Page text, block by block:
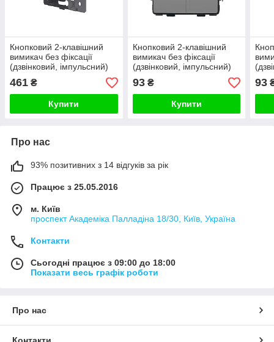
Кнопковий 2-клавішний
вимикач без фіксації
(дзвінковий, імпульсний)
LIVOLO сірий, без рамки
461 ₴
Купити
Кнопковий 2-клавішний
вимикач без фіксації
(дзвінковий, імпульсний)
WALLPAD сірий, без рамки
93₴
Купити
93
Про нас
93% позитивних з 14 відгуків за рік
Працює з 25.05.2016
м. Київ
проспект Академіка Палладіна 18/30, Київ, Україна
Контакти
Сьогодні працює з 09:00 до 18:00
Показати весь графік роботи
Про нас